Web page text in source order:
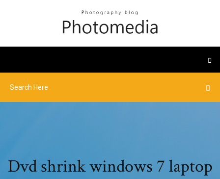
Dvd shrink windows 7 laptop